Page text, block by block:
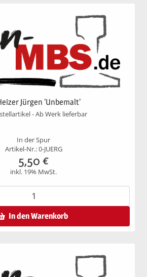
Jürgen 'Unbemalt'
- Ab Werk lieferbar
In der Spur
Artikel-Nr.: 0-JUERG
5,50 €
inkl. 19% MwSt.
In den Warenkorb